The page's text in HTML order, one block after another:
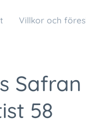
Villkor och
Safran
58